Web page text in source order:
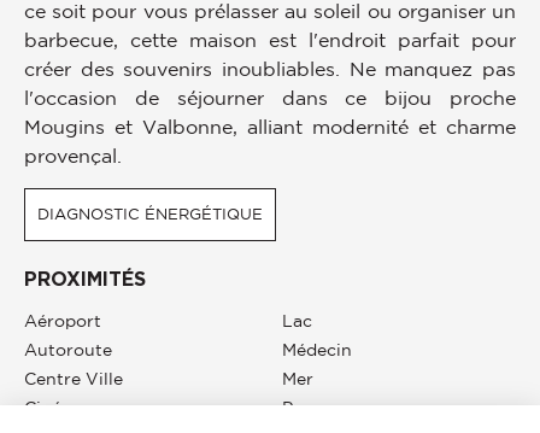
ce soit pour vous prélasser au soleil ou organiser un
barbecue, cette maison est l'endroit parfait pour
créer des souvenirs inoubliables. Ne manquez pas
l'occasion de séjourner dans ce bijou proche
Mougins et Valbonne, alliant modernité et charme
provençal.
DIAGNOSTIC ÉNERGÉTIQUE
PROXIMITÉS
Aéroport
Autoroute
Centre Ville
Cinéma
Lac
Médecin
Mer
Parc